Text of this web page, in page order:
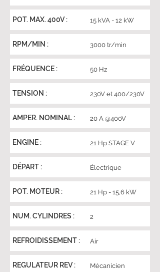
POT. MAX. 400V : 15 kVA - 12 kW
RPM/MIN : 3000 tr/min
FRÉQUENCE : 50 Hz
TENSION : 230V et 400/230V
AMPER. NOMINAL : 20 A @400V
ENGINE : 21 Hp STAGE V
DÉPART : Électrique
POT. MOTEUR : 21 Hp - 15,6 kW
NUM. CYLINDRES : 2
REFROIDISSEMENT : Air
REGULATEUR REV : Mécanicien